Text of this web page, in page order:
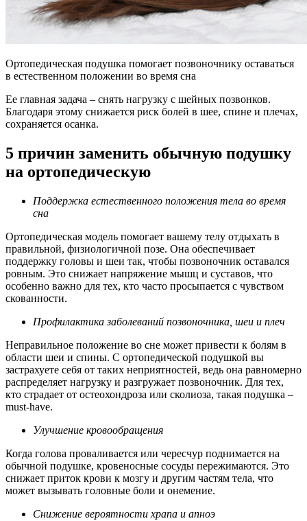
Ортопедическая подушка помогает позвоночнику оставаться
в естественном положении во время сна
Ее главная задача – снять нагрузку с шейных позвонков.
Благодаря этому снижается риск болей в шее, спине и плечах,
сохраняется осанка.
5 причин заменить обычную подушку
на ортопедическую
Поддержка естественного положения тела во время
сна
Ортопедическая модель помогает вашему телу отдыхать в
правильной, физиологичной позе. Она обеспечивает
поддержку головы и шеи так, чтобы позвоночник оставался
ровным. Это снижает напряжение мышц и суставов, что
особенно важно для тех, кто часто просыпается с чувством
скованности.
Профилактика заболеваний позвоночника, шеи и плеч
Неправильное положение во сне может привести к болям в
области шеи и спины. С ортопедической подушкой вы
застрахуете себя от таких неприятностей, ведь она равномерно
распределяет нагрузку и разгружает позвоночник. Для тех,
кто страдает от остеохондроза или сколиоза, такая подушка –
must-have.
Улучшение кровообращения
Когда голова проваливается или чересчур поднимается на
обычной подушке, кровеносные сосуды пережимаются. Это
снижает приток крови к мозгу и другим частям тела, что
может вызывать головные боли и онемение.
Снижение вероятности храпа и апноэ